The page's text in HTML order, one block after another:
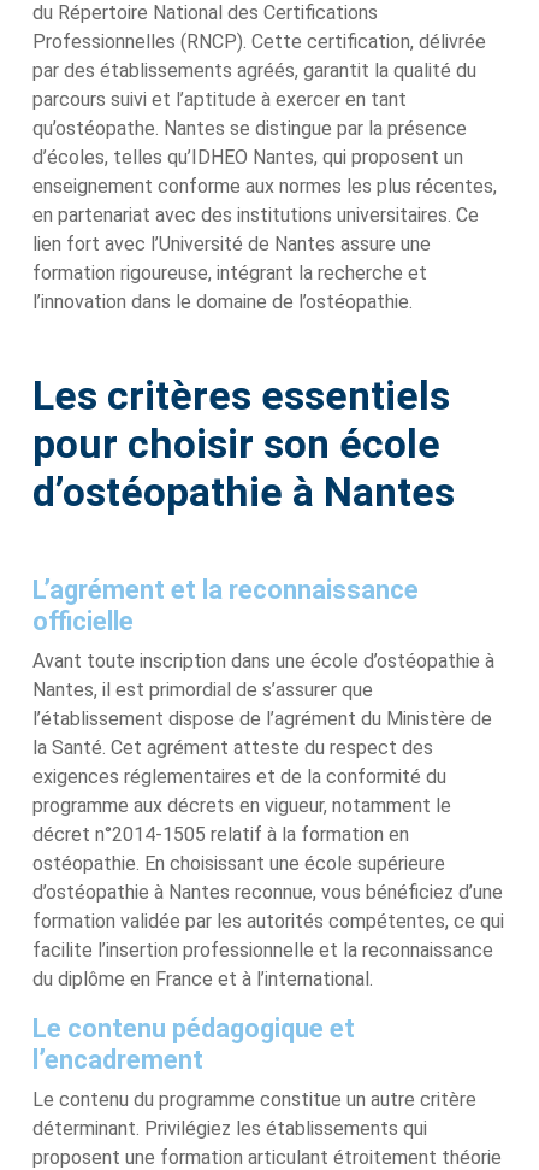
du Répertoire National des Certifications
Professionnelles (RNCP). Cette certification, délivrée
par des établissements agréés, garantit la qualité du
parcours suivi et l’aptitude à exercer en tant
qu’ostéopathe. Nantes se distingue par la présence
d’écoles, telles qu’IDHEO Nantes, qui proposent un
enseignement conforme aux normes les plus récentes,
en partenariat avec des institutions universitaires. Ce
lien fort avec l’Université de Nantes assure une
formation rigoureuse, intégrant la recherche et
l’innovation dans le domaine de l’ostéopathie.
Les critères essentiels
pour choisir son école
d’ostéopathie à Nantes
L’agrément et la reconnaissance
officielle
Avant toute inscription dans une école d’ostéopathie à
Nantes, il est primordial de s’assurer que
l’établissement dispose de l’agrément du Ministère de
la Santé. Cet agrément atteste du respect des
exigences réglementaires et de la conformité du
programme aux décrets en vigueur, notamment le
décret n°2014-1505 relatif à la formation en
ostéopathie. En choisissant une école supérieure
d’ostéopathie à Nantes reconnue, vous bénéficiez d’une
formation validée par les autorités compétentes, ce qui
facilite l’insertion professionnelle et la reconnaissance
du diplôme en France et à l’international.
Le contenu pédagogique et
l’encadrement
Le contenu du programme constitue un autre critère
déterminant. Privilégiez les établissements qui
proposent une formation articulant étroitement théorie